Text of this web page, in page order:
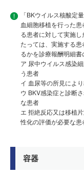
「BKウイルス核酸定
血細胞移植を行った
る患者に対して実施
たっては、実施する
るかを診療報酬明細書
ア 尿中ウイルス感染
う患者
イ 血尿等の所見によ
ウ BKV感染症と診断
な患者
エ 拒絶反応又は移植
性化の評価が必要な患
容器